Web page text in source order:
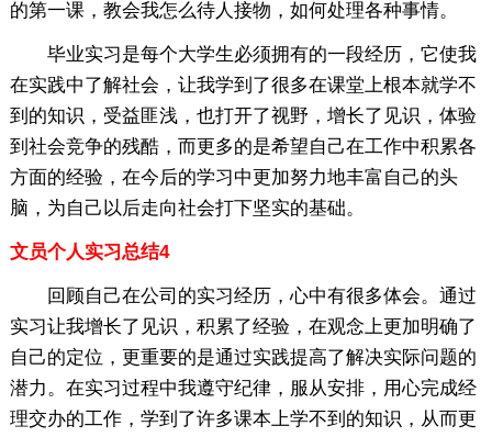
的第一课，教会我怎么待人接物，如何处理各种事情。
毕业实习是每个大学生必须拥有的一段经历，它使我
在实践中了解社会，让我学到了很多在课堂上根本就学不
到的知识，受益匪浅，也打开了视野，增长了见识，体验
到社会竞争的残酷，而更多的是希望自己在工作中积累各
方面的经验，在今后的学习中更加努力地丰富自己的头
脑，为自己以后走向社会打下坚实的基础。
文员个人实习总结4
回顾自己在公司的实习经历，心中有很多体会。通过
实习让我增长了见识，积累了经验，在观念上更加明确了
自己的定位，更重要的是通过实践提高了解决实际问题的
潜力。在实习过程中我遵守纪律，服从安排，用心完成经
理交办的工作，学到了许多课本上学不到的知识，从而更